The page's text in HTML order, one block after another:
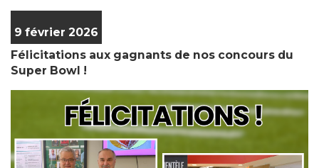
9 février 2026
Félicitations aux gagnants de nos concours du
Super Bowl !